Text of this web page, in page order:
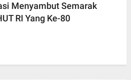
Menyambut Semarak
RI Yang Ke-80